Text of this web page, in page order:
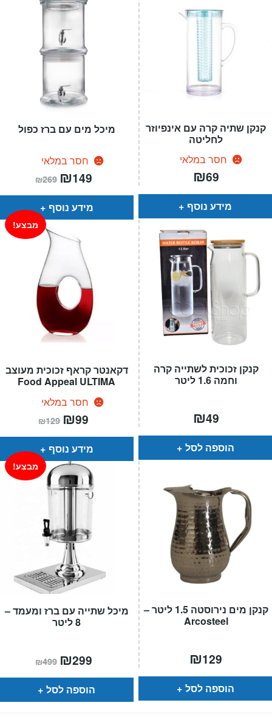
מיכל מים עם ברז כפול
חסר במלאי
₪269 המחיר
המקורי
היה:
₪269.
₪149
הוא:
מידע נוסף
קנקן שתיה קרה עם אינפיוזר
לחליטה
חסר במלאי
₪69
מידע נוסף
דקאנטר קראף זכוכית מעוצב
Food Appeal ULTIMA
חסר במלאי
מבצע!
₪129 המחיר
המקורי
היה:
₪129.
₪99
הוא:
מידע נוסף
קנקן זכוכית לשתייה קרה
וחמה 1.6 ליטר
₪49
הוספה לסל
מיכל שתייה עם ברז ומעמד –
8 ליטר
מבצע!
₪499 המחיר
המקורי
היה:
₪499.
₪299
הוא:
הוספה לסל
קנקן מים נירוסטה 1.5 ליטר –
Arcosteel
₪129
הוספה לסל